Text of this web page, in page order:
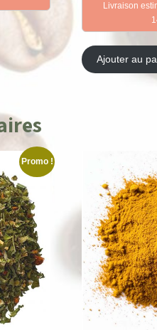
Livraison
Ajouter au
Promo !